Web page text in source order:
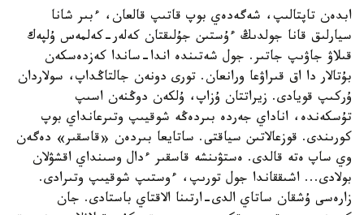
ابدەن تاپتالىپ، شەگەدەي بوپ قاتىپ قالعان، ءبىر شانا
سيارلىق قانا جولدىڭ ءۇستىن جۇلىقتان كەلەر-كەلمەس ۇلپەك
قىلاۋ جاۋىپ جاتىر. جول شەتىندە اندا-ساندا كەزدەسكەن
بۇتالار دا اق قىراۋعا ورانعان. تورى دونەن جالتاڭداپ، سولاردان
ۇركىپ قويادى. زيراتتان ۇزاپ، ۇلكەن دوڭنەن اسىپ
تۇسكەندە، اناداي جەردە بىردەڭە شوقيىپ وتىرعانداي بوپ
كورىندى. قوزعالاتىن سياقتى. ساتايعا بىردەن «قاسقىر» دەگەن
وي ساپ ەتە قالدى. ەستۋىنشە قاسقىر ءدال وسىنداي اقشۋلان
بولادى... اشىققاندا جول تورىپ، ءوستىپ شوقيىپ وتىرادى.
زارەسى ۇشقان ساتاي الدى-ارتىنا الاقتاي باستادى. جان